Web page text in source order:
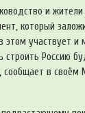
и
который
этом участвует и
строить Россию
в своём